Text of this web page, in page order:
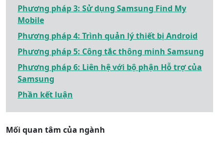
Phương pháp 3: Sử dụng Samsung Find My
Mobile
Phương pháp 4: Trình quản lý thiết bị Android
Phương pháp 5: Công tắc thông minh Samsung
Phương pháp 6: Liên hệ với bộ phận Hỗ trợ của
Samsung
Phần kết luận
Mối quan tâm của ngành